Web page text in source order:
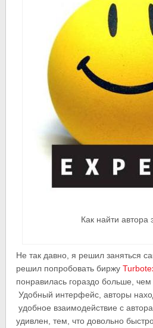
Как найти автора
Не так давно, я решил заняться
решил попробовать биржу
понравилась гораздо больше, чем
Удобный интерфейс, авторы
удобное взаимодействие с
удивлен, тем, что довольно